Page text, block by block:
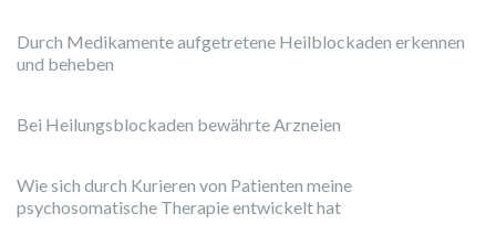
Durch Medikamente aufgetretene Heilblockaden erkennen
und beheben
Bei Heilungsblockaden bewährte Arzneien
Wie sich durch Kurieren von Patienten meine
psychosomatische Therapie entwickelt hat